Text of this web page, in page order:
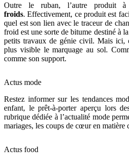
Outre le ruban, l’autre produit
froids. Effectivement, ce produit est
quel est son lien avec le traceur de
froid est une sorte de bitume destiné à
petits travaux de génie civil. Mais ici,
plus visible le marquage au sol.
comme son support.
Actus mode
Restez informer sur les tendances
enfant, le prêt-à-porter aperçu lors
rubrique dédiée à l’actualité mode
mariages, les coups de cœur en matière
Actus food